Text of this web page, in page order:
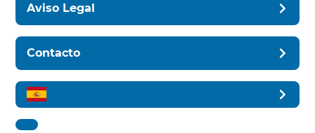
Aviso Legal
Contacto